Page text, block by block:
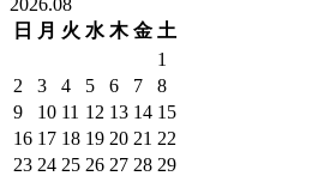
2026.08
日
月 火 水 木 金 土
1
2
3 4 5 6 7
8
9
10 11 12 13 14 15
16 17 18 19 20 21 22
23 24 25 26 27 28 29